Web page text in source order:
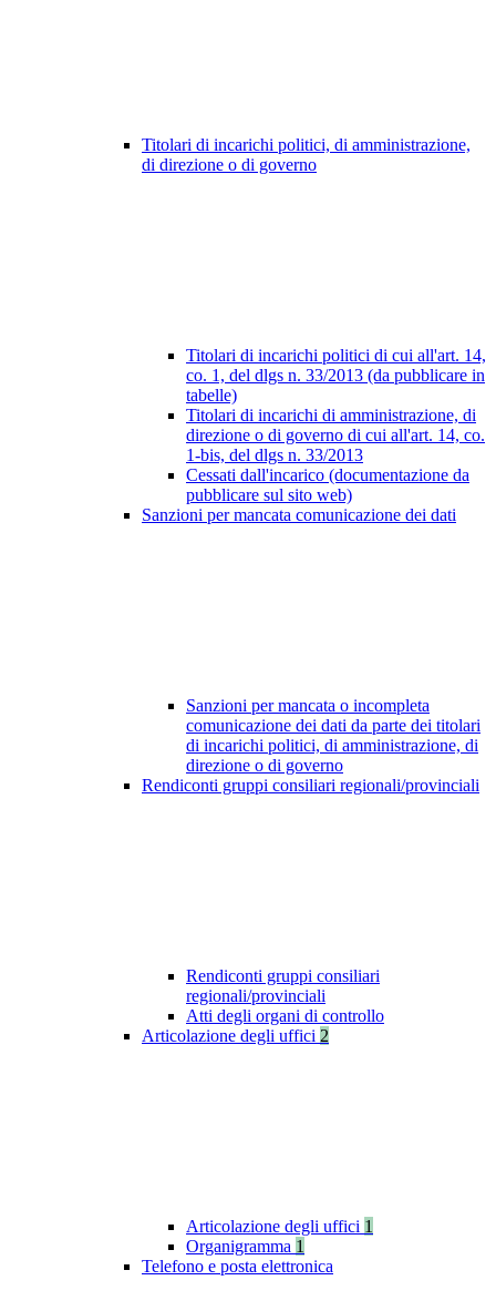
Titolari di incarichi politici, di amministrazione,
di direzione o di governo
Titolari di incarichi politici di cui all'art. 14,
co. 1, del dlgs n. 33/2013 (da pubblicare in
tabelle)
Titolari di incarichi di amministrazione, di
direzione o di governo di cui all'art. 14, co.
1-bis, del dlgs n. 33/2013
Cessati dall'incarico (documentazione da
pubblicare sul sito web)
Sanzioni per mancata comunicazione dei dati
Sanzioni per mancata o incompleta
comunicazione dei dati da parte dei titolari
di incarichi politici, di amministrazione, di
direzione o di governo
Rendiconti gruppi consiliari regionali/provinciali
Rendiconti gruppi consiliari
regionali/provinciali
Atti degli organi di controllo
Articolazione degli uffici 2
Articolazione degli uffici 1
Organigramma 1
Telefono e posta elettronica